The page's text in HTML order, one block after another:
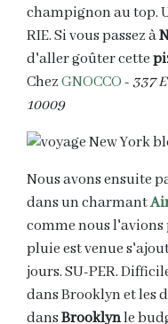
champignon au top.
RIE. Si vous passez à
d'aller goûter cette
ChezGNOCCO-337
10009
Nous avons ensuite
dans un charmant
comme nous l'avions
pluie est venue
jours. SU-PER.
dans Brooklyn et les
dansBrooklynle